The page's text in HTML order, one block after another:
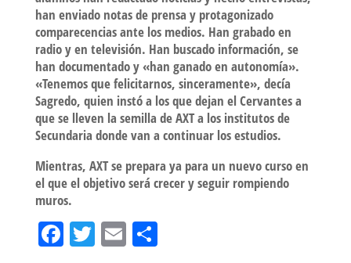
han enviado notas de prensa y protagonizado
comparecencias ante los medios. Han grabado en
radio y en televisión. Han buscado información, se
han documentado y «han ganado en autonomía».
«Tenemos que felicitarnos, sinceramente», decía
Sagredo, quien instó a los que dejan el Cervantes a
que se lleven la semilla de AXT a los institutos de
Secundaria donde van a continuar los estudios.
Mientras, AXT se prepara ya para un nuevo curso en
el que el objetivo será crecer y seguir rompiendo
muros.
Fa T E Sh